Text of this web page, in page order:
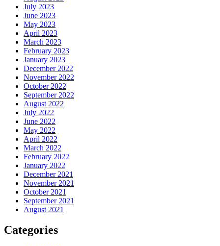
July 2023
June 2023
May 2023
April 2023
March 2023
February 2023
January 2023
December 2022
November 2022
October 2022
September 2022
August 2022
July 2022
June 2022
May 2022
April 2022
March 2022
February 2022
January 2022
December 2021
November 2021
October 2021
September 2021
August 2021
Categories